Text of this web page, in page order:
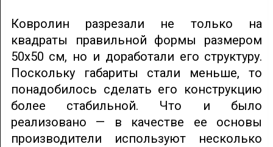
Ковролин разрезали не только на
квадраты правильной формы размером
50х50 см, но и доработали его структуру.
Поскольку габариты стали меньше, то
понадобилось сделать его конструкцию
более стабильной. Что и было
реализовано — в качестве ее основы
производители используют несколько